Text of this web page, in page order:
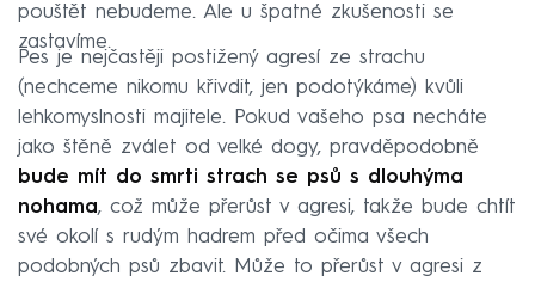
pouštět nebudeme. Ale u špatné zkušenosti se
zastavíme.
Pes je nejčastěji postižený agresí ze strachu
(nechceme nikomu křivdit, jen podotýkáme) kvůli
lehkomyslnosti majitele. Pokud vašeho psa necháte
jako štěně zválet od velké dogy, pravděpodobně
bude mít do smrti strach se psů s dlouhýma
nohama, což může přerůst v agresi, takže bude chtít
své okolí s rudým hadrem před očima všech
podobných psů zbavit. Může to přerůst v agresi z